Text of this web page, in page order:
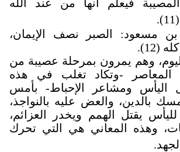
فيعلم أنها من عند الله
مسعود: الصبر نصف الإيمان،
(12).
وهم يمرون بمرحلة عصيبة من
المعاصر -وتكاد تغلب في هذه
اليأس ومشاعر الإحباط- بأمس
بالدين، والعض عليه بالنواجذ،
يقتل الهمم ويخدر العزائم،
وهذه المعاني هي التي تحرك
.